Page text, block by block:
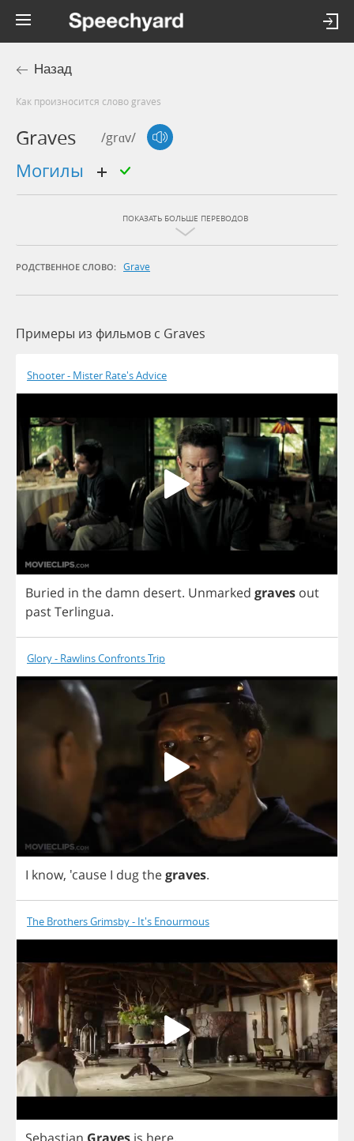
Назад
Как произносится слово graves
Graves /grɑv/
могилы
ПОКАЗАТЬ БОЛЬШЕ ПЕРЕВОДОВ
РОДСТВЕННОЕ СЛОВО: Grave
Примеры из фильмов c Graves
Shooter - Mister Rate's Advice
Buried in the damn desert. Unmarked graves out
pastTerlingua.
Glory - Rawlins Confronts Trip
I know, 'cause I dugthegraves.
The Brothers Grimsby - It's Enourmous